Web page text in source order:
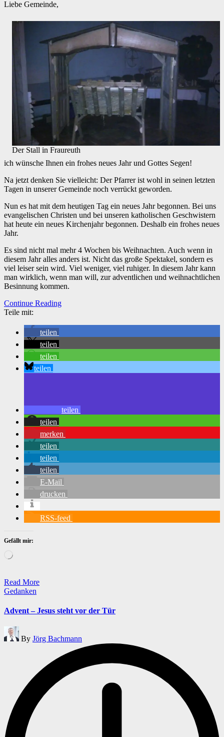
Liebe Gemeinde,
Der Stall in Fraureuth
ich wünsche Ihnen ein frohes neues Jahr und Gottes Segen!
Na jetzt denken Sie vielleicht: Der Pfarrer ist wohl in seinen letzten
Tagen in unserer Gemeinde noch verrückt geworden.
Nun es hat mit dem heutigen Tag ein neues Jahr begonnen. Bei uns
evangelischen Christen und bei unseren katholischen Geschwistern
hat heute ein neues Kirchenjahr begonnen. Deshalb ein frohes neues
Jahr.
Es sind nicht mal mehr 4 Wochen bis Weihnachten. Auch wenn in
diesem Jahr alles anders ist. Nicht das große Spektakel, sondern es
viel leiser sein wird. Viel weniger, viel ruhiger. In diesem Jahr kann
man wirklich, wenn man will, zur adventlichen und weihnachtlichen
Besinnung kommen.
Continue Reading
Teile mit:
teilen
teilen
teilen
teilen
teilen
teilen
merken
teilen
teilen
teilen
E-Mail
drucken
RSS-feed
Gefällt mir:
Wird
Read More
Posted
Gedanken
Advent – Jesus steht vor der Tür
Posted
by
By Jörg Bachmann